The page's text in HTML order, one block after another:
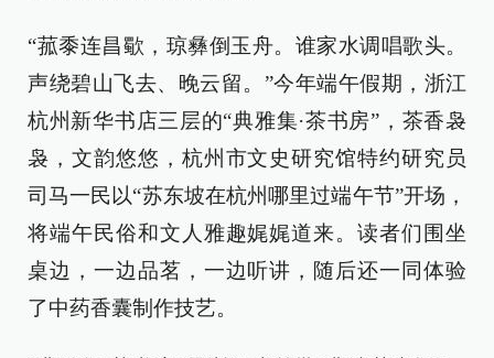
“菰黍连昌歜，琼彝倒玉舟。谁家水调唱歌头。
声绕碧山飞去、晚云留。”今年端午假期，浙江
杭州新华书店三层的“典雅集·茶书房”，茶香袅
袅，文韵悠悠，杭州市文史研究馆特约研究员
司马一民以“苏东坡在杭州哪里过端午节”开场，
将端午民俗和文人雅趣娓娓道来。读者们围坐
桌边，一边品茗，一边听讲，随后还一同体验
了中药香囊制作技艺。